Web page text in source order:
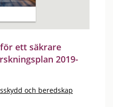
ett säkrare
2019-
och beredskap